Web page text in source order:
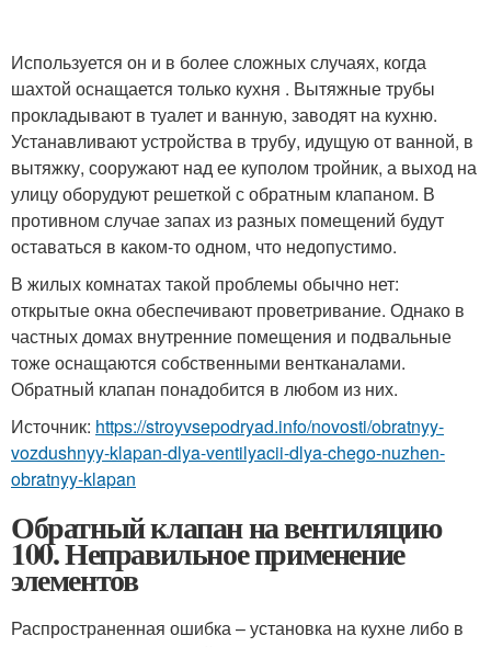
Используется он и в более сложных случаях, когда
шахтой оснащается только кухня . Вытяжные трубы
прокладывают в туалет и ванную, заводят на кухню.
Устанавливают устройства в трубу, идущую от ванной, в
вытяжку, сооружают над ее куполом тройник, а выход на
улицу оборудуют решеткой с обратным клапаном. В
противном случае запах из разных помещений будут
оставаться в каком-то одном, что недопустимо.
В жилых комнатах такой проблемы обычно нет:
открытые окна обеспечивают проветривание. Однако в
частных домах внутренние помещения и подвальные
тоже оснащаются собственными вентканалами.
Обратный клапан понадобится в любом из них.
Источник: https://stroyvsepodryad.info/novosti/obratnyy-
vozdushnyy-klapan-dlya-ventilyacii-dlya-chego-nuzhen-
obratnyy-klapan
Обратный клапан на вентиляцию
100. Неправильное применение
элементов
Распространенная ошибка – установка на кухне либо в